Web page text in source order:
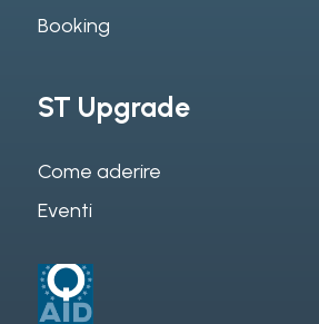
Booking
ST Upgrade
Come aderire
Eventi